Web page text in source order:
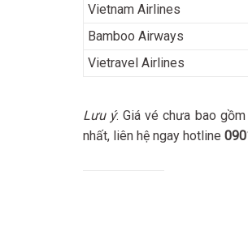
Vietnam Airlines
Bamboo Airways
Vietravel Airlines
Lưu ý: Giá vé chưa bao
nhất, liên hệ ngay hotline